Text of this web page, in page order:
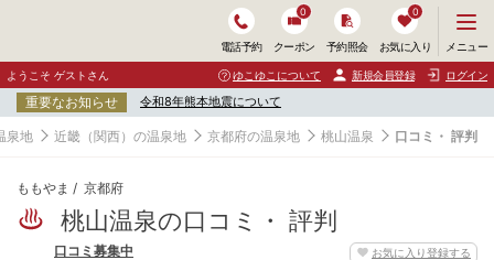
電話予約 クーポン
0
予約照会 お気に入り
0
ニ
ュ
ー
開
く
メニュー
ようこそ ゲストさん ゆこゆこについて 新規会員登録 ログイン
重要なお知らせ 令和8年熊本地震について
泉地 近畿（関西）の温泉地 京都府の温泉地 桃山温泉 口コミ・ 評判
ももやま 京都府
桃山温泉の口コミ・ 評判
お気に入り登録する
口コミ募集中